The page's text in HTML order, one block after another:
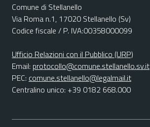
Comune di Stellanello
Via Roma n.1, 17020 Stellanello (Sv)
Codice fiscale / P. IVA:00358000099
Ufficio Relazioni con il Pubblico (URP)
Email: protocollo@comune.stellanello.sv.it
PEC: comune.stellanello@legalmail.it
Centralino unico: +39 0182 668.000